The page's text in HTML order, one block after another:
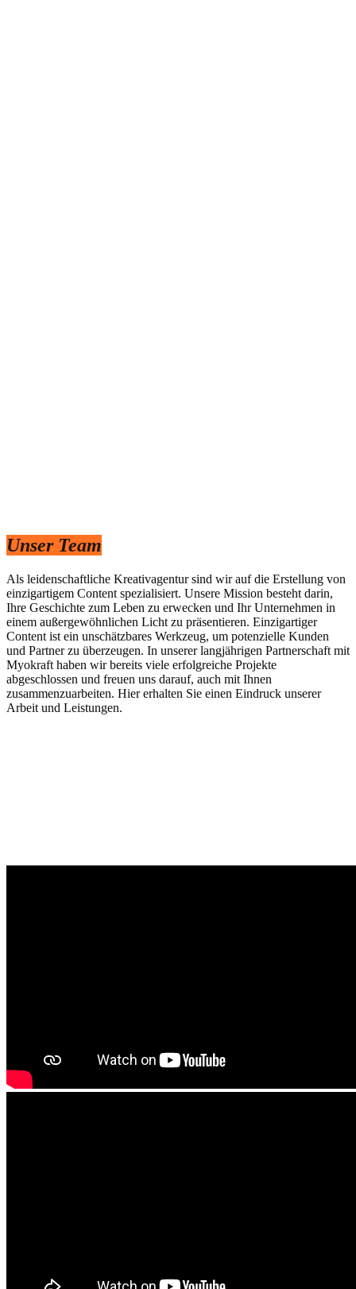
Unser Team
Als leidenschaftliche Kreativagentur sind wir auf die Erstellung von
einzigartigem Content spezialisiert. Unsere Mission besteht darin,
Ihre Geschichte zum Leben zu erwecken und Ihr Unternehmen in
einem außergewöhnlichen Licht zu präsentieren. Einzigartiger
Content ist ein unschätzbares Werkzeug, um potenzielle Kunden
und Partner zu überzeugen. In unserer langjährigen Partnerschaft mit
Myokraft haben wir bereits viele erfolgreiche Projekte
abgeschlossen und freuen uns darauf, auch mit Ihnen
zusammenzuarbeiten. Hier erhalten Sie einen Eindruck unserer
Arbeit und Leistungen.